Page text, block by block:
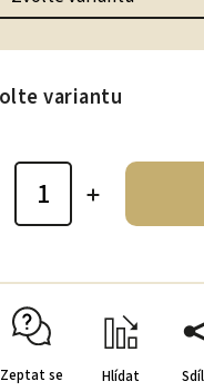
variantu
Zeptat se Hlídat